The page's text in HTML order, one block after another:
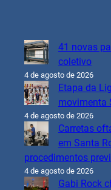
41 novas
coletivo
4 de agosto de 2026
Etapa da
movimenta
4 de agosto de 2026
Carretas
em Santa
procedimentos
4 de agosto de 2026
Gabi Rock